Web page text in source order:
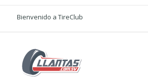
Bienvenido a TireClub